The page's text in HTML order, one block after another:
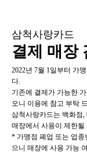
삼척사랑카드
결제 매장
2022년 7월 1일부터 가
다.
기존에 결제가 가능한
오니 이용에 참고 부탁
삼척사랑카드는 백화점,
매장에서 사용이 제한될
* 가맹점 폐업 또는 업종
으니 매장에 사용 가능